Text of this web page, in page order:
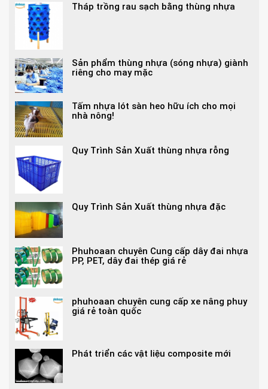
Tháp trồng rau sạch bằng thùng nhựa
Sản phẩm thùng nhựa (sóng nhựa) giành
riêng cho may mặc
Tấm nhựa lót sàn heo hữu ích cho mọi
nhà nông!
Quy Trình Sản Xuất thùng nhựa rỗng
Quy Trình Sản Xuất thùng nhựa đặc
Phuhoaan chuyên Cung cấp dây đai nhựa
PP, PET, dây đai thép giá rẻ
phuhoaan chuyên cung cấp xe nâng phuy
giá rẻ toàn quốc
Phát triển các vật liệu composite mới